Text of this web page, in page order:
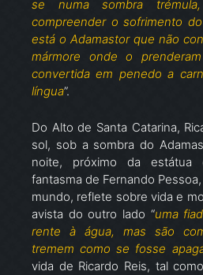
se numa sombra
compreender o sofrimento
está o Adamastor que não
mármore onde o
convertida em penedo a
língua”.
Do Alto de Santa Catarina,
sol, sob a sombra do
noite, próximo da estátua
fantasma de Fernando
mundo, reflete sobre vida e
avista do outro lado “uma
rente à água, mas são
tremem como se fosse
vida de Ricardo Reis, tal